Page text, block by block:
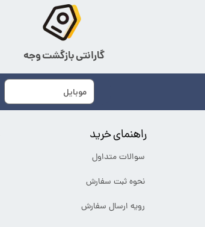
راهنمای خرید
سوالات متداول
نحوه ثبت سفارش
رویه ارسال سفارش
گارانتی بازگشت وجه